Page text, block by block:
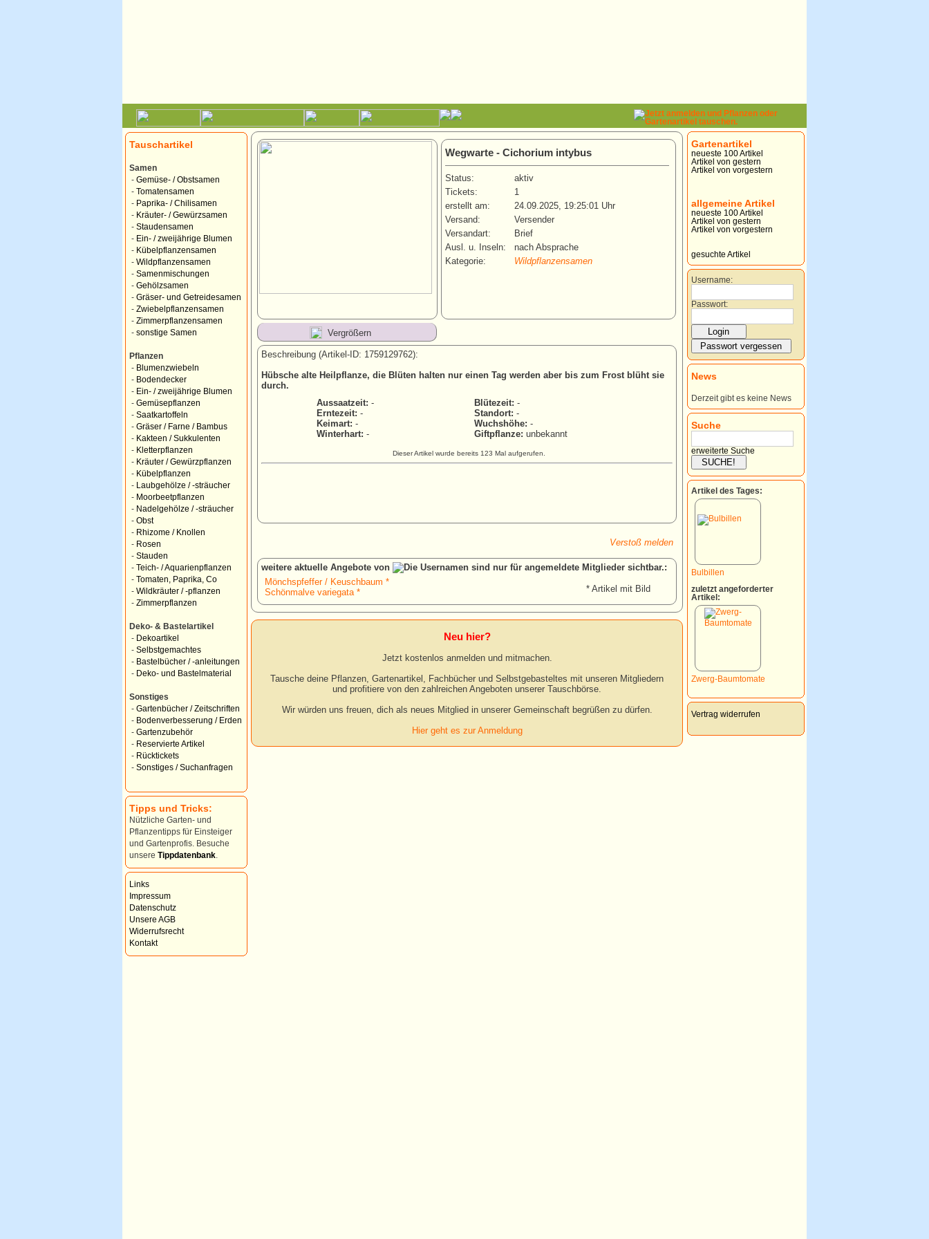
Tauschartikel
Samen
- Gemüse- / Obstsamen
- Tomatensamen
- Paprika- / Chilisamen
- Kräuter- / Gewürzsamen
- Staudensamen
- Ein- / zweijährige Blumen
- Kübelpflanzensamen
- Wildpflanzensamen
- Samenmischungen
- Gehölzsamen
- Gräser- und Getreidesamen
- Zwiebelpflanzensamen
- Zimmerpflanzensamen
- sonstige Samen
Pflanzen
- Blumenzwiebeln
- Bodendecker
- Ein- / zweijährige Blumen
- Gemüsepflanzen
- Saatkartoffeln
- Gräser / Farne / Bambus
- Kakteen / Sukkulenten
- Kletterpflanzen
- Kräuter / Gewürzpflanzen
- Kübelpflanzen
-
Laubgehölze / -sträucher
- Moorbeetpflanzen
- Nadelgehölze / -sträucher
- Obst
- Rhizome / Knollen
- Rosen
- Stauden
- Teich- / Aquarienpflanzen
- Tomaten, Paprika, Co
- Wildkräuter / -pflanzen
- Zimmerpflanzen
Deko- & Bastelartikel
- Dekoartikel
- Selbstgemachtes
- Bastelbücher / -anleitungen
- Deko- und Bastelmaterial
Sonstiges
- Gartenbücher / Zeitschriften
- Bodenverbesserung / Erden
- Gartenzubehör
- Reservierte Artikel
- Rücktickets
- Sonstiges / Suchanfragen
Tipps und Tricks:
Nützliche Garten- und
Pflanzentipps für Einsteiger
und Gartenprofis. Besuche
unsere Tippdatenbank
Links
Impressum
Datenschutz
Unsere AGB
Widerrufsrecht
Kontakt
Wegwarte - Cichorium intybus
Status:
aktiv
Tickets:
1
erstellt am:
24.09.2025, 19:25:01 Uhr
Versand:
Versender
Versandart:
Brief
Ausl. u. Inseln:
nach Absprache
Kategorie:
Wildpflanzensamen
Vergrößern
Beschreibung (Artikel-ID: 1759129762):
Hübsche alte Heilpflanze, die Blüten halten nur einen Tag werden aber bis zum Frost blüht sie
durch.
Aussaatzeit: - Blütezeit: -
Erntezeit: - Standort: -
Keimart: - Wuchshöhe: -
Winterhart: - Giftpflanze: unbekannt
Dieser Artikel wurde bereits 123 Mal aufgerufen.
Verstoß melden
weitere aktuelle Angebote von
:
Mönchspfeffer / Keuschbaum *
Schönmalve variegata *
* Artikel mit Bild
Neu hier?
Jetzt kostenlos anmelden und mitmachen.
Tausche deine Pflanzen, Gartenartikel, Fachbücher und Selbstgebasteltes mit unseren Mitgliedern
und profitiere von den zahlreichen Angeboten unserer Tauschbörse.
Wir würden uns freuen, dich als neues Mitglied in unserer Gemeinschaft begrüßen zu dürfen.
Hier geht es zur Anmeldung
Gartenartikel
neueste 100 Artikel
Artikel von gestern
Artikel von vorgestern
allgemeine Artikel
neueste 100 Artikel
Artikel von gestern
Artikel von vorgestern
gesuchte Artikel
Username:
Passwort:
News
Derzeit gibt es keine News
Suche
erweiterte Suche
Artikel des Tages:
Bulbillen
zuletzt angeforderter
Artikel:
Zwerg-Baumtomate
Vertrag widerrufen